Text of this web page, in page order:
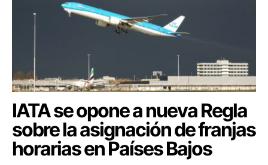
IATA se opone a nueva Regla
sobre la asignación de franjas
horarias en Países Bajos